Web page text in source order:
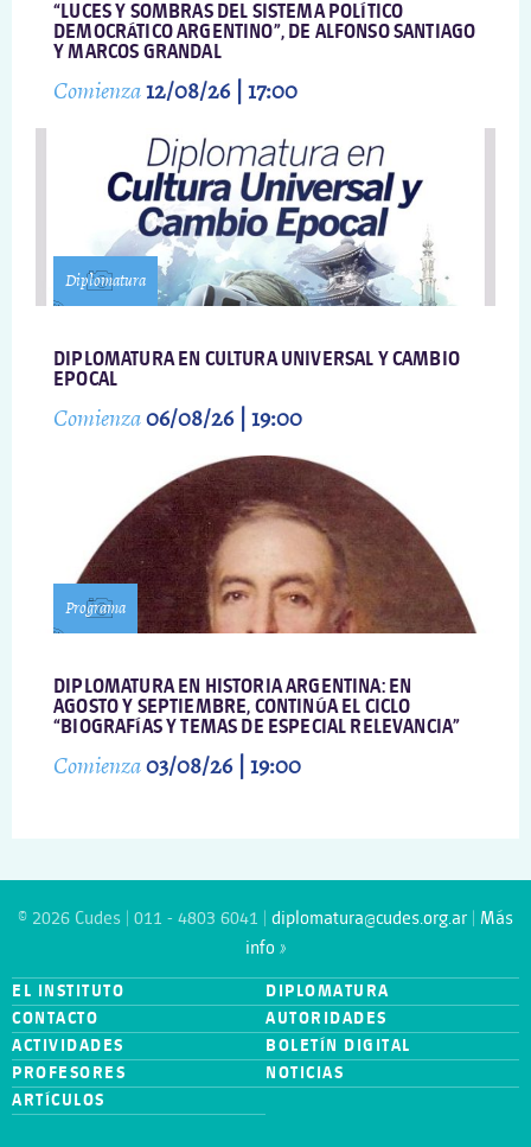
“LUCES Y SOMBRAS DEL SISTEMA POLÍTICO
DEMOCRÁTICO ARGENTINO”, DE ALFONSO SANTIAGO
Y MARCOS GRANDAL
Comienza12/08/26 | 17:00
Diplomatura
DIPLOMATURA EN CULTURA UNIVERSAL Y CAMBIO
EPOCAL
Comienza06/08/26 | 19:00
Programa
DIPLOMATURA EN HISTORIA ARGENTINA: EN
AGOSTO Y SEPTIEMBRE, CONTINÚA EL CICLO
“BIOGRAFÍAS Y TEMAS DE ESPECIAL RELEVANCIA”
Comienza03/08/26 | 19:00
© 2026 Cudes | 011 - 4803 6041 | diplomatura@cudes.org.ar
Más
info »
EL INSTITUTO
DIPLOMATURA
CONTACTO
AUTORIDADES
ACTIVIDADES
BOLETÍN DIGITAL
PROFESORES
NOTICIAS
ARTÍCULOS